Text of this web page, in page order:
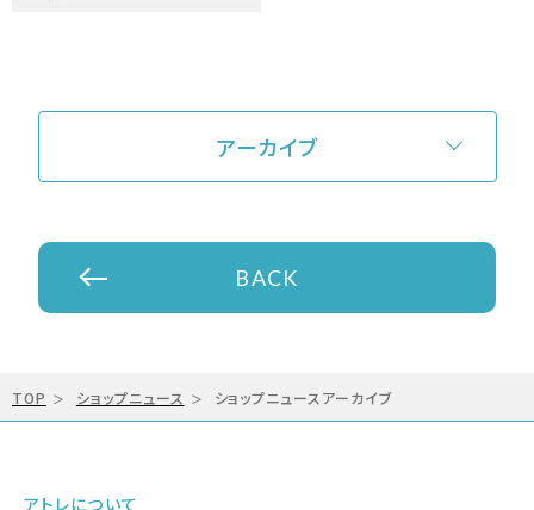
アーカイブ
BACK
TOP ショップニュース ショップニュースアーカイブ
アトレについて